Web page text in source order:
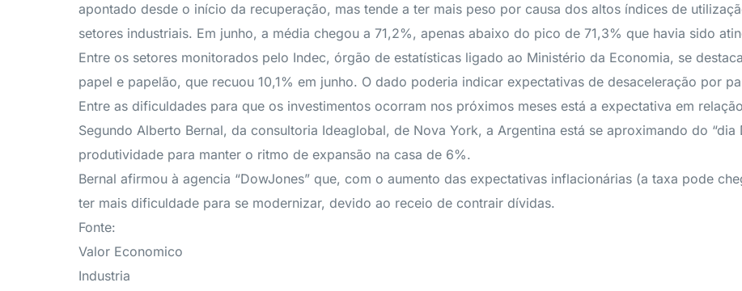
apontado desde o início da recuperação, mas tende a ter mais peso por causa dos altos índices de
setores industriais. Em junho, a média chegou a 71,2%, apenas abaixo do pico de 71,3% que havia sido
Entre os setores monitorados pelo Indec, órgão de estatísticas ligado ao Ministério da Economia, se
papel e papelão, que recuou 10,1% em junho. O dado poderia indicar expectativas de desaceleração por
Entre as dificuldades para que os investimentos ocorram nos próximos meses está a expectativa em
Segundo Alberto Bernal, da consultoria Ideaglobal, de Nova York, a Argentina está se aproximando do
produtividade para manter o ritmo de expansão na casa de 6%.
Bernal afirmou à agencia “DowJones” que, com o aumento das expectativas inflacionárias (a taxa pode
ter mais dificuldade para se modernizar, devido ao receio de contrair dívidas.
Fonte:
Valor Economico
Industria